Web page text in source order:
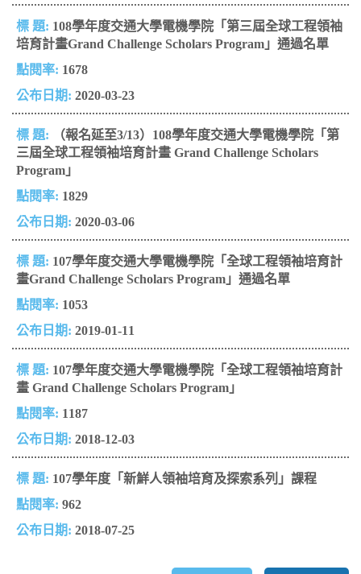
108學年度交通大學電機學院「第三屆全球工程領袖
培育計畫Grand Challenge Scholars Program」通過名單
1678
2020-03-23
（報名延至3/13）108學年度交通大學電機學院「第
三屆全球工程領袖培育計畫 Grand Challenge Scholars
Program」
1829
2020-03-06
107學年度交通大學電機學院「全球工程領袖培育計
畫Grand Challenge Scholars Program」通過名單
1053
2019-01-11
107學年度交通大學電機學院「全球工程領袖培育計
畫 Grand Challenge Scholars Program」
1187
2018-12-03
107學年度「新鮮人領袖培育及探索系列」課程
962
2018-07-25